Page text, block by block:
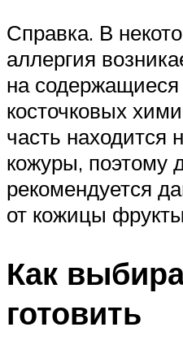
Справка. В
аллергия
на содержащиеся
косточковых
часть находится
кожуры, поэтому
рекомендуется
от кожицы
Как
готовить